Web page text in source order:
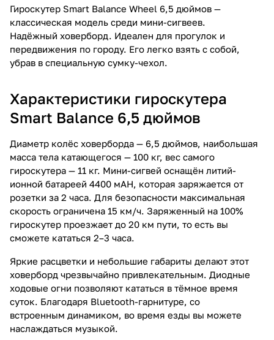
Гироскутер Smart Balance Wheel 6,5 дюймов —
классическая модель среди мини-сигвеев.
Надёжный ховерборд. Идеален для прогулок и
передвижения по городу. Его легко взять с собой,
убрав в специальную сумку-чехол.
Характеристики гироскутера
Smart Balance 6,5 дюймов
Диаметр колёс ховерборда — 6,5 дюймов, наибольшая
масса тела катающегося — 100 кг, вес самого
гироскутера — 11 кг. Мини-сигвей оснащён литий-
ионной батареей 4400 мAH, которая заряжается от
розетки за 2 часа. Для безопасности максимальная
скорость ограничена 15 км/ч. Заряженный на 100%
гироскутер проезжает до 20 км пути, то есть вы
сможете кататься 2–3 часа.
Яркие расцветки и небольшие габариты делают этот
ховерборд чрезвычайно привлекательным. Диодные
ходовые огни позволяют кататься в тёмное время
суток. Благодаря Bluetooth-гарнитуре, со
встроенным динамиком, во время езды вы можете
наслаждаться музыкой.